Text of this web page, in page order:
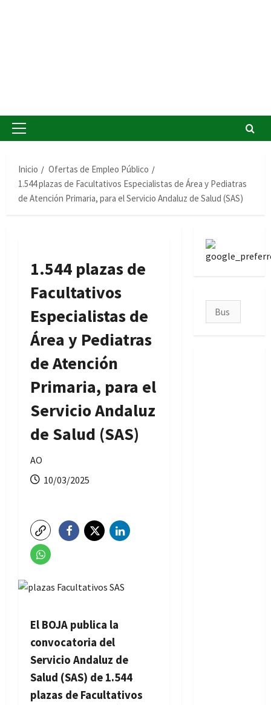
Menú
Inicio
Ofertas de Empleo Público
1.544 plazas de Facultativos Especialistas de Área y Pediatras
de Atención Primaria, para el Servicio Andaluz de Salud (SAS)
1.544 plazas de
Facultativos
Especialistas de
Área y Pediatras
de Atención
Primaria, para el
Servicio Andaluz
de Salud (SAS)
AO
10/03/2025
El BOJA publica la
convocatoria del
Servicio Andaluz de
Salud (SAS) de 1.544
plazas de Facultativos
Buscar: